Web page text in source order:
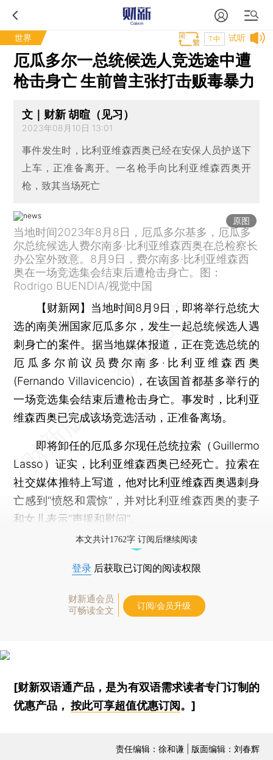
世界 试听
T中
厄瓜多尔一总统候选人竞选途中遭
枪击身亡 生前曾主张打击贩毒暴力
文｜财新 胡暄（见习）
2023年08月10日 13:01
事件发生时，比利亚维森西奥已经在安保人员护送下
上车，正准备离开。一名枪手向比利亚维森西奥开
枪，致其当场死亡
原图
当地时间2023年8月8日，厄瓜多尔基多，厄瓜多
尔总统候选人费尔南多·比利亚维森西奥在总检察长
办公室外致意。8月9日，费尔南多·比利亚维森西
奥在一场竞选集会结束后遭枪击身亡。图：
Rodrigo BUENDIA/视觉中国
【财新网】 当地时间8月9日，即将举行总统大
选的南美洲国家厄瓜多尔，发生一起总统候选人遇
刺身亡的案件。据当地媒体报道，正在竞选总统的
厄瓜多尔前议员费尔南多·比利亚维森西奥
(Fernando Villavicencio)，在该国首都基多举行的
一场竞选集会结束后遭枪击身亡。事发时，比利亚
维森西奥已完成该场竞选活动，正准备离场。
即将卸任的厄瓜多尔现任总统拉索（Guillermo
Lasso）证实，比利亚维森西奥已经死亡。拉索在
社交媒体推特上写道，他对比利亚维森西奥遇刺身
亡感到“愤怒和震惊”，并对比利亚维森西奥的妻子
和女儿表示“声援和慰问”。
本文共计1762字 订阅后继续阅读
登录 后获取已订阅的阅读权限
财新通会员
可畅读全文
订阅/会员升级
[财新双语通产品，是为有双语需求读者专门订制的
优惠产品，按此可享超值优惠订阅 。]
责任编辑：徐和谦 | 版面编辑：刘春辉